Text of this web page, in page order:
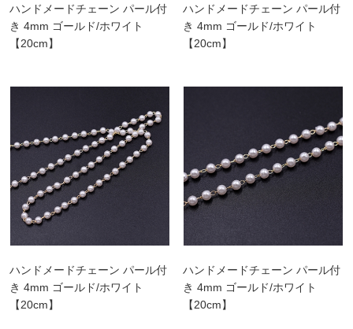
ハンドメードチェーン パール付
き 4mm ゴールド/ホワイト
【20cm】
ハンドメードチェーン パール付
き 4mm ゴールド/ホワイト
【20cm】
ハンドメードチェーン パール付
き 4mm ゴールド/ホワイト
【20cm】
ハンドメードチェーン パール付
き 4mm ゴールド/ホワイト
【20cm】